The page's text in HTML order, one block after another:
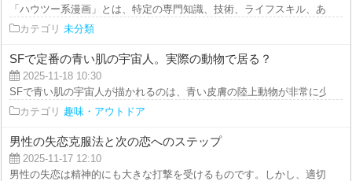
「ハウツー系漫画」とは、特定の専門知識、技術、ライフスキル、あるい
カテゴリ 未分類
SFで定番の青い肌の宇宙人。実際の動物で居る？
2025-11-18 10:30
SFで青い肌の宇宙人が描かれるのは、青い皮膚の陸上動物が非常に少な
カテゴリ 趣味・アウトドア
男性の失恋克服法と次の恋へのステップ
2025-11-17 12:10
男性の失恋は精神的にも大きな打撃を受けるものです。しかし、適切な対